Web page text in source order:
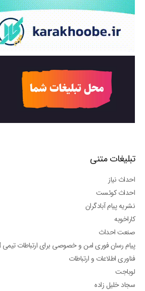
تبلیغات متنی
احداث نیاز
احداث کوئست
نشریه پیام آبادگران
کاراخوبه
صنعت احداث
پیام رسان فوری امن و خصوصی برای ارتباطات تیمی OPM
فناوری اطلاعات و ارتباطات
لوباجت
سجاد خلیل زاده